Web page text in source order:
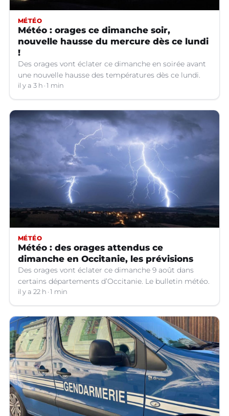
MÉTÉO
Météo : orages ce dimanche soir,
nouvelle hausse du mercure dès ce lundi
!
Des orages vont éclater ce dimanche en soirée avant
une nouvelle hausse des températures dès ce lundi.
il y a 3 h 1 min
MÉTÉO
Météo : des orages attendus ce
dimanche en Occitanie, les prévisions
Des orages vont éclater ce dimanche 9 août dans
certains départements d’Occitanie. Le bulletin météo.
il y a 22 h 1 min